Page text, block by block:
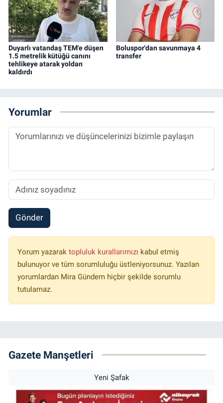
Duyarlı vatandaş TEM'e düşen
1.5 metrelik kütüğü canını
tehlikeye atarak yoldan
kaldırdı
Boluspor'dan savunmaya 4
transfer
Yorumlar
Gönder
Yorum yazarak topluluk kurallarımızı kabul etmiş
bulunuyor ve tüm sorumluluğu üstleniyorsunuz. Yazılan
yorumlardan Mira Gündem hiçbir şekilde sorumlu
tutulamaz.
Gazete Manşetleri
Yeni Şafak